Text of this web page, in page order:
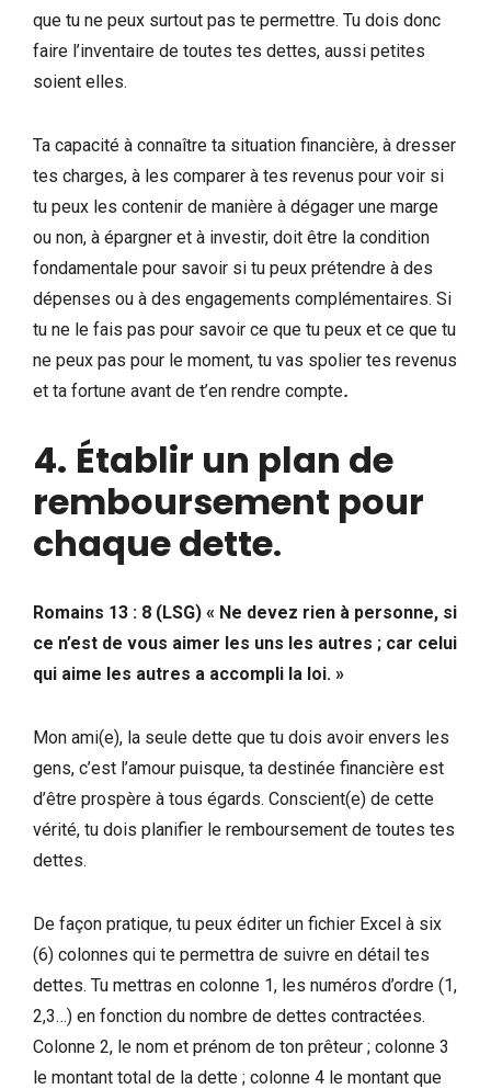
que tu ne peux surtout pas te permettre. Tu dois donc
faire l’inventaire de toutes tes dettes, aussi petites
soient elles.
Ta capacité à connaître ta situation financière, à dresser
tes charges, à les comparer à tes revenus pour voir si
tu peux les contenir de manière à dégager une marge
ou non, à épargner et à investir, doit être la condition
fondamentale pour savoir si tu peux prétendre à des
dépenses ou à des engagements complémentaires. Si
tu ne le fais pas pour savoir ce que tu peux et ce que tu
ne peux pas pour le moment, tu vas spolier tes revenus
et ta fortune avant de t’en rendre compte.
4. Établir un plan de
remboursement pour
chaque dette.
Romains 13 : 8 (LSG) « Ne devez rien à personne, si
ce n’est de vous aimer les uns les autres ; car celui
qui aime les autres a accompli la loi. »
Mon ami(e), la seule dette que tu dois avoir envers les
gens, c’est l’amour puisque, ta destinée financière est
d’être prospère à tous égards. Conscient(e) de cette
vérité, tu dois planifier le remboursement de toutes tes
dettes.
De façon pratique, tu peux éditer un fichier Excel à six
(6) colonnes qui te permettra de suivre en détail tes
dettes. Tu mettras en colonne 1, les numéros d’ordre (1,
2,3…) en fonction du nombre de dettes contractées.
Colonne 2, le nom et prénom de ton prêteur ; colonne 3
le montant total de la dette ; colonne 4 le montant que